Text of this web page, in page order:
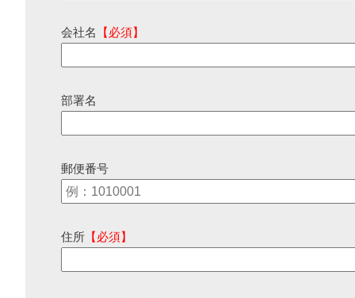
会社名 【必須】
部署名
郵便番号
住所 【必須】